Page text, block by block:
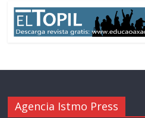
Agencia Istmo Press